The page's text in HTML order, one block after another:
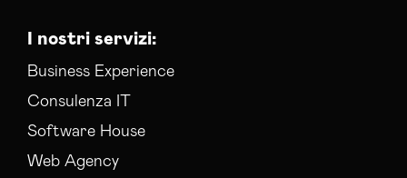
I nostri servizi:
Business Experience
Consulenza IT
Software House
Web Agency